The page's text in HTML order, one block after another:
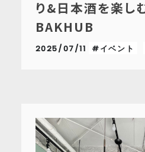
り&日本酒を楽し
BAKHUB
2025/07/11 #イベント